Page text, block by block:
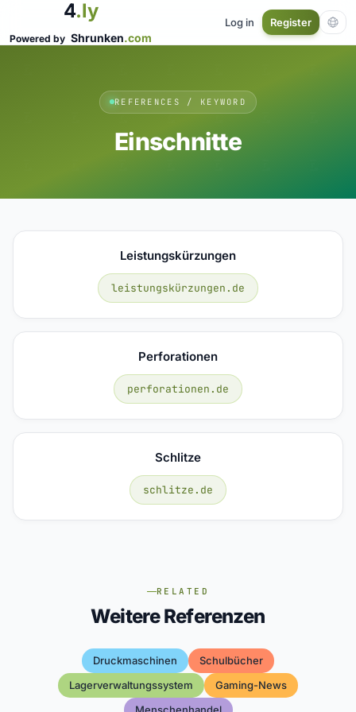
4.ly
Powered by Shrunken.com
Log in Register
REFERENCES / KEYWORD
Einschnitte
Leistungskürzungen
leistungskürzungen.de
Perforationen
perforationen.de
Schlitze
schlitze.de
RELATED
Weitere Referenzen
Druckmaschinen
Schulbücher
Lagerverwaltungssystem
Gaming-News